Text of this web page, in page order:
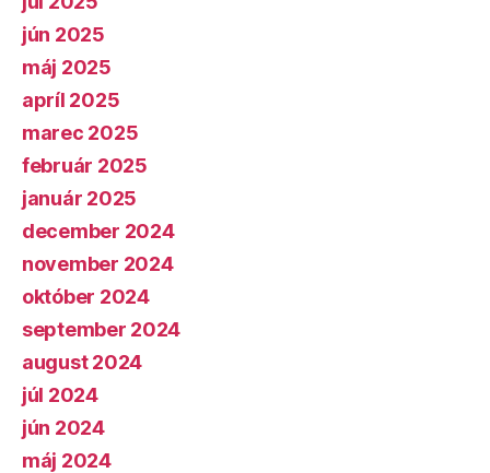
jún 2025
máj 2025
apríl 2025
marec 2025
február 2025
január 2025
december 2024
november 2024
október 2024
september 2024
august 2024
júl 2024
jún 2024
máj 2024